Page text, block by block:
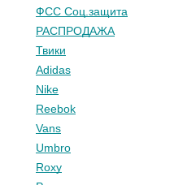
ФСС Соц.защита
РАСПРОДАЖА
Твики
Adidas
Nike
Reebok
Vans
Umbro
Roxy